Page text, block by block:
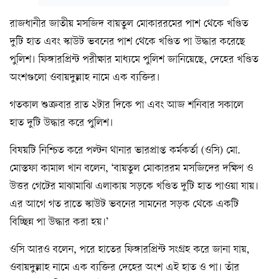
রাজধানীর জাতীয় মসজিদ বায়তুল মোকাররমের পাশ থেকে খণ্ডিত
দুটি হাত এবং স্কাউট ভবনের পাশ থেকে খণ্ডিত পা উদ্ধার করেছে
পুলিশ। ফিঙ্গারপ্রিন্ট পরীক্ষার মাধ্যমে পুলিশ জানিয়েছে, দেহের খণ্ডিত
অংশগুলো ওবায়দুল্লাহ নামে এক ব্যক্তির।
গতকাল শুক্রবার রাত ২টার দিকে পা এবং আজ শনিবার সকালে
হাত দুটি উদ্ধার করে পুলিশ।
বিষয়টি নিশ্চিত করে পল্টন থানার ভারপ্রাপ্ত কর্মকর্তা (ওসি) মো.
মোস্তফা কামাল খান বলেন, ‘বায়তুল মোকাররম মসজিদের দক্ষিণ ও
উত্তর গেটের মাঝামাঝি এলাকায় সড়কে খণ্ডিত দুটি হাত পাওয়া যায়।
এর আগে গত রাতে স্কাউট ভবনের সামনের সড়ক থেকে একটি
বিচ্ছিন্ন পা উদ্ধার করা হয়।’
ওসি আরও বলেন, পরে হাতের ফিঙ্গারপ্রিন্ট সংগ্রহ করে জানা যায়,
ওবায়দুল্লাহ নামে এক ব্যক্তির দেহের অংশ এই হাত ও পা। তাঁর